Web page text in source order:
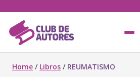
Home / Libros / REUMATISMO